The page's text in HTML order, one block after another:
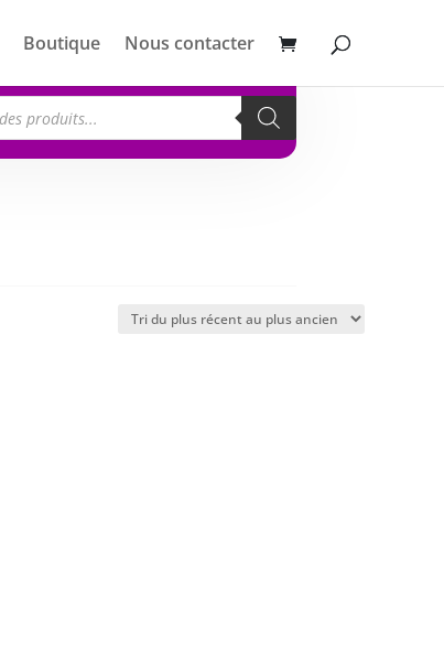
Boutique Nous contacter